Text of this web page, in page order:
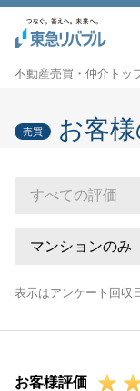
不動産売買・仲介トッ
売買 お客
表示はアンケート回収
お客様評価